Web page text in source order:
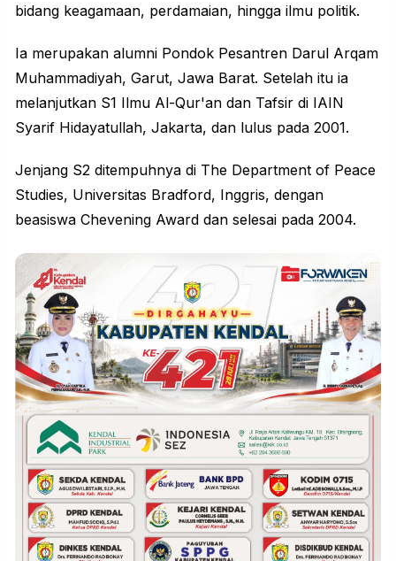
bidang keagamaan, perdamaian, hingga ilmu politik.
Ia merupakan alumni Pondok Pesantren Darul Arqam
Muhammadiyah, Garut, Jawa Barat. Setelah itu ia
melanjutkan S1 Ilmu Al-Qur'an dan Tafsir di IAIN
Syarif Hidayatullah, Jakarta, dan lulus pada 2001.
Jenjang S2 ditempuhnya di The Department of Peace
Studies, Universitas Bradford, Inggris, dengan
beasiswa Chevening Award dan selesai pada 2004.